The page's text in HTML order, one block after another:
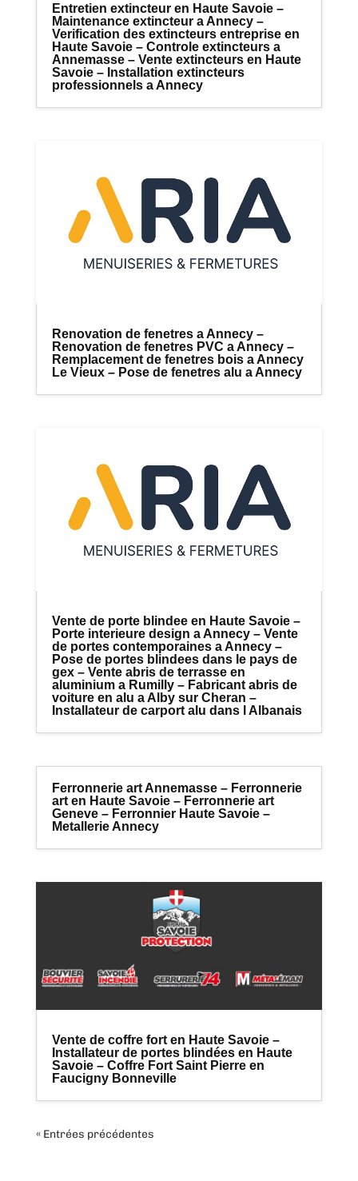
Entretien extincteur en Haute Savoie –
Maintenance extincteur a Annecy –
Verification des extincteurs entreprise en
Haute Savoie – Controle extincteurs a
Annemasse – Vente extincteurs en Haute
Savoie – Installation extincteurs
professionnels a Annecy
Renovation de fenetres a Annecy –
Renovation de fenetres PVC a Annecy –
Remplacement de fenetres bois a Annecy
Le Vieux – Pose de fenetres alu a Annecy
Vente de porte blindee en Haute Savoie –
Porte interieure design a Annecy – Vente
de portes contemporaines a Annecy –
Pose de portes blindees dans le pays de
gex – Vente abris de terrasse en
aluminium a Rumilly – Fabricant abris de
voiture en alu a Alby sur Cheran –
Installateur de carport alu dans l Albanais
Ferronnerie art Annemasse – Ferronnerie
art en Haute Savoie – Ferronnerie art
Geneve – Ferronnier Haute Savoie –
Metallerie Annecy
Vente de coffre fort en Haute Savoie –
Installateur de portes blindées en Haute
Savoie – Coffre Fort Saint Pierre en
Faucigny Bonneville
« Entrées précédentes